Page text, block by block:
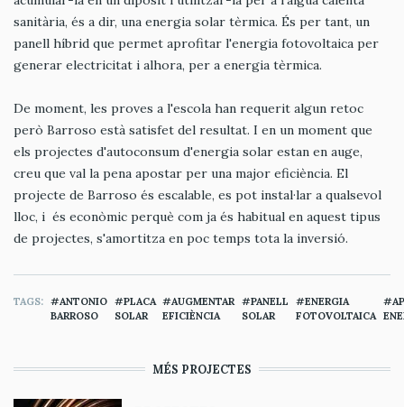
sanitària, és a dir, una energia solar tèrmica. És per tant, un
panell híbrid que permet aprofitar l'energia fotovoltaica per
generar electricitat i alhora, per a energia tèrmica.
De moment, les proves a l'escola han requerit algun retoc
però Barroso està satisfet del resultat. I en un moment que
els projectes d'autoconsum d'energia solar estan en auge,
creu que val la pena apostar per una major eficiència. El
projecte de Barroso és escalable, es pot instal·lar a qualsevol
lloc, i és econòmic perquè com ja és habitual en aquest tipus
de projectes, s'amortitza en poc temps tota la inversió.
TAGS
ANTONIO
BARROSO
PLACA
SOLAR
AUGMENTAR
EFICIÈNCIA
PANELL
SOLAR
ENERGIA
FOTOVOLTAICA
MÉS PROJECTES